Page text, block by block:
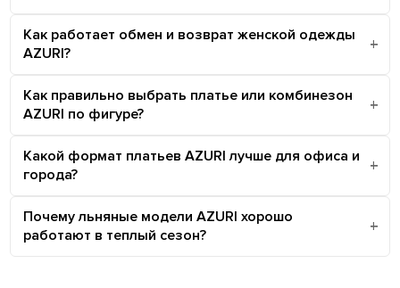
Как работает обмен и возврат женской одежды
AZURI?
Как правильно выбрать платье или комбинезон
AZURI по фигуре?
Какой формат платьев AZURI лучше для офиса и
города?
Почему льняные модели AZURI хорошо
работают в теплый сезон?